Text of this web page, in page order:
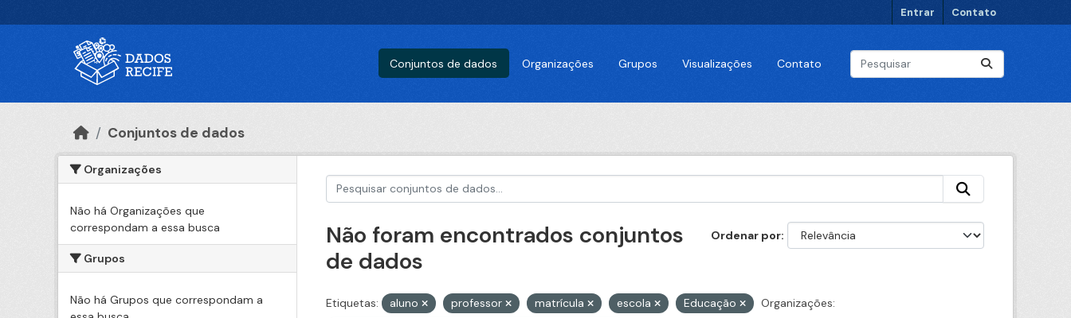
Entrar Contato
Conjuntos de dados Organizações Grupos Visualizações Contato
Conjuntos de dados
Organizações
Não há Organizações que
correspondam a essa busca
Grupos
Não há Grupos que correspondam a
Ordenar por
Não foram encontrados conjuntos
de dados
Etiquetas: aluno professor matrícula escola Educação
Organizações: